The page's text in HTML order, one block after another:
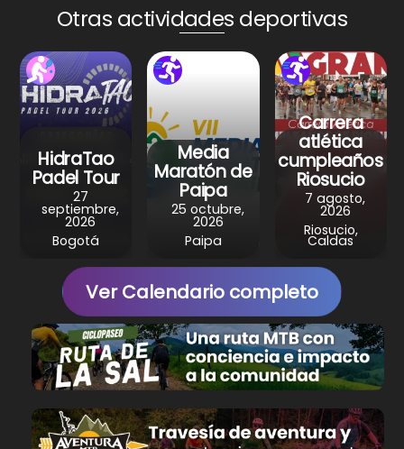
A
p
p
b
o
o
k
st a
m
Otras actividades deportivas
HidraTao
Padel Tour
27
septiembre,
2026
Bogotá
Media
Maratón de
Paipa
25 octubre,
2026
Paipa
Carrera
atlética
cumpleaños
Riosucio
7 agosto,
2026
Riosucio,
Caldas
Ver Calendario completo